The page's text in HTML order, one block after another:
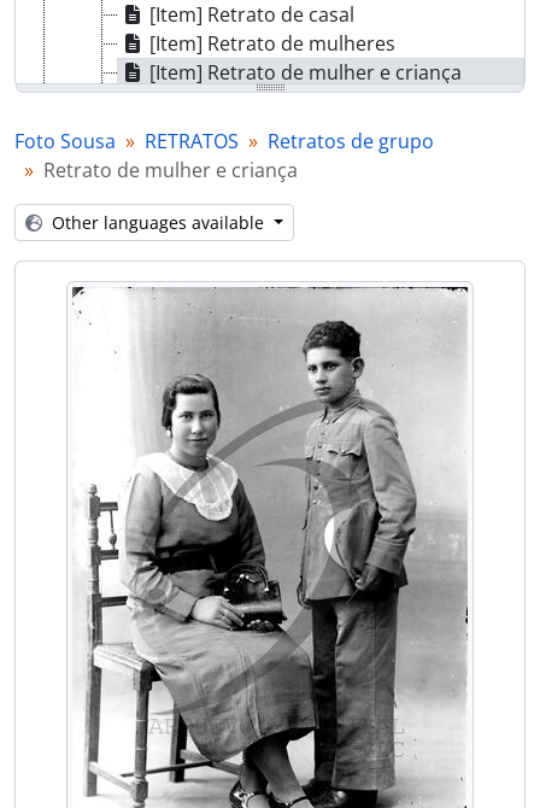
[Item] Retrato de casal
[Item] Retrato de mulheres
[Item] Retrato de mulher e criança
[Item] Retrato de homens
[Item] Resineiros
[Item] Grupo familiar
[Item] Retrato de crianças
[Item] Retrato de grupo
[Item] Retrato de grupo
[Item] Grupo familiar
[Item] Retrato de casal
[Item] Retrato de grupo na Quinta Progresso
[Item] Homenagem ao Comendador Luiz Bernardo de Almeida em dia festivo na Quinta Progresso
[Item] Grupo familiar
[Item] Comendador Luiz Bernardo de Almeida com a primeira esposa e amigos na Quinta Progresso
[Item] Grupo familiar
[Item] Comendador Luiz Bernardo de Almeida com a segunda esposa na Quinta Progresso
[Item] Grupo familiar
[Item] Retrato de crianças com vestuário regional
[Item] Grupo familiar
[Item] Retrato de grupo
[Item] Comemoração
[Item] Comemoração
[Item] Comemoração
[Item] Comemoração
[Item] Comemoração
[Item] Comemoração
[Item] Comemoração
Foto Sousa RETRATOS
Retratos de grupo
Retrato de mulher e criança
Other languages available